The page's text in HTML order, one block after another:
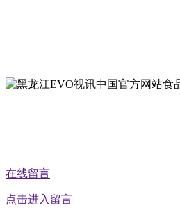
在线留言
点击进入留言